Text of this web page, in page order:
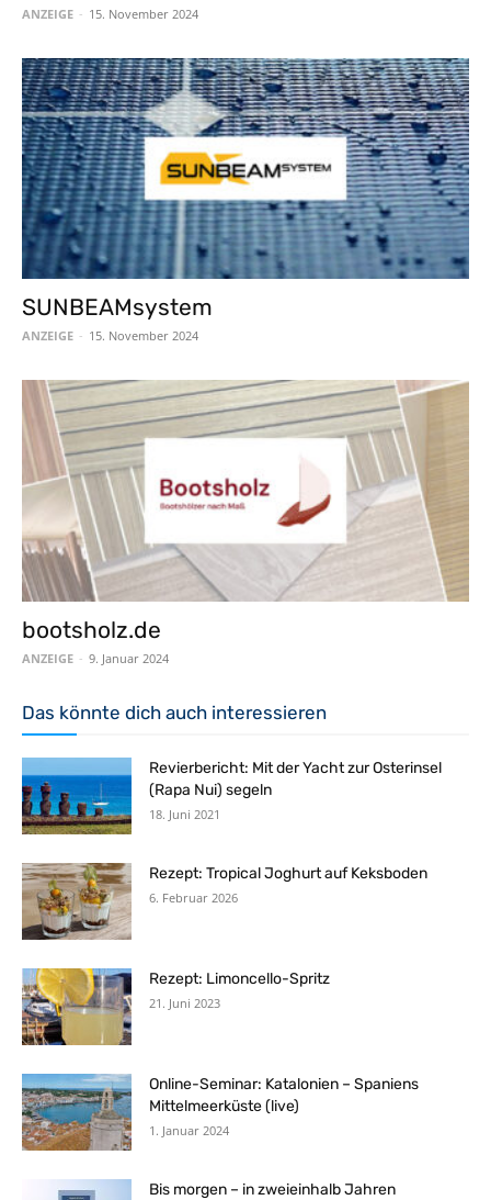
ANZEIGE - 15. November 2024
SUNBEAMsystem
ANZEIGE - 15. November 2024
bootsholz.de
ANZEIGE - 9. Januar 2024
Das könnte dich auch interessieren
Revierbericht: Mit der Yacht zur Osterinsel
(Rapa Nui) segeln
18. Juni 2021
Rezept: Tropical Joghurt auf Keksboden
6. Februar 2026
Rezept: Limoncello-Spritz
21. Juni 2023
Online-Seminar: Katalonien – Spaniens
Mittelmeerküste (live)
1. Januar 2024
Bis morgen – in zweieinhalb Jahren